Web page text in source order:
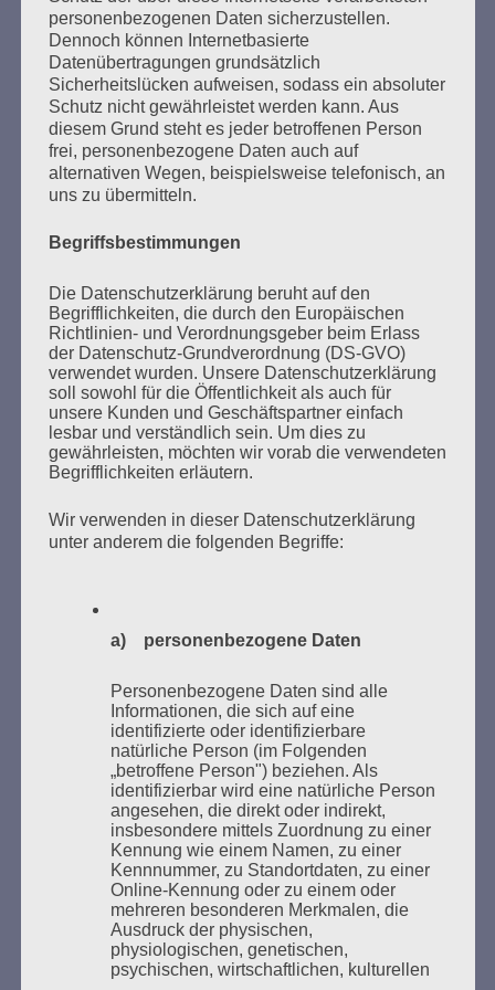
SUCHEN
NACH:
MARATHONLESUNG AUS DEN
Donnerstag, 21. Mai 2026, 11 – 18 Uhr
Zum 26. Mal gibt es eine Marathonlesung anlässlich
des Gedenkens an die Verbrennung von Büchern am
Bücher verbrannten.
GEDENKEN UND ERINNERN BEGINNT IN
UNSERER NACHBARSCHAFT
personenbezogenen Daten sicherzustellen.
Dennoch können Internetbasierte
Datenübertragungen grundsätzlich
Sicherheitslücken aufweisen, sodass ein absoluter
Schutz nicht gewährleistet werden kann. Aus
diesem Grund steht es jeder betroffenen Person
frei, personenbezogene Daten auch auf
alternativen Wegen, beispielsweise telefonisch, an
uns zu übermitteln.
Begriffsbestimmungen
Die Datenschutzerklärung beruht auf den
Begrifflichkeiten, die durch den Europäischen
Richtlinien- und Verordnungsgeber beim Erlass
der Datenschutz-Grundverordnung (DS-GVO)
verwendet wurden. Unsere Datenschutzerklärung
soll sowohl für die Öffentlichkeit als auch für
unsere Kunden und Geschäftspartner einfach
lesbar und verständlich sein. Um dies zu
gewährleisten, möchten wir vorab die verwendeten
Begrifflichkeiten erläutern.
Wir verwenden in dieser Datenschutzerklärung
unter anderem die folgenden Begriffe:
a) personenbezogene Daten
Personenbezogene Daten sind alle
Informationen, die sich auf eine
identifizierte oder identifizierbare
natürliche Person (im Folgenden
„betroffene Person") beziehen. Als
identifizierbar wird eine natürliche Person
angesehen, die direkt oder indirekt,
insbesondere mittels Zuordnung zu einer
Kennung wie einem Namen, zu einer
Kennnummer, zu Standortdaten, zu einer
Online-Kennung oder zu einem oder
mehreren besonderen Merkmalen, die
Ausdruck der physischen,
physiologischen, genetischen,
psychischen, wirtschaftlichen, kulturellen